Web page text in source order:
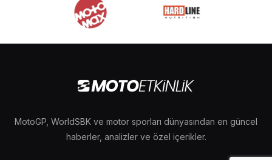
MotoGP, WorldSBK ve motor sporları dünyasından en güncel
haberler, analizler ve özel içerikler.